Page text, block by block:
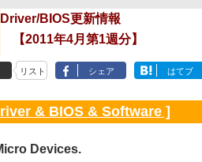
Driver/BIOS更新情報
【2011年4月第1週分】
リスト シェア はてブ
& BIOS & Software ]
Devices.